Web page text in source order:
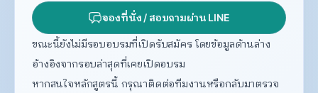
จองที่นั่ง / สอบถามผ่าน LINE
ขณะนี้ยังไม่มีรอบอบรมที่เปิดรับสมัคร โดยข้อมูลด้านล่าง
อ้างอิงจากรอบล่าสุดที่เคยเปิดอบรม
หากสนใจหลักสูตรนี้ กรุณาติดต่อทีมงานหรือกลับมาตรวจ